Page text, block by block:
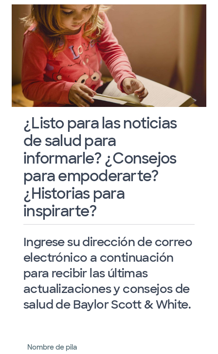
¿Listo para las noticias
de salud para
informarle? ¿Consejos
para empoderarte?
¿Historias para
inspirarte?
Ingrese su dirección de correo
electrónico a continuación
para recibir las últimas
actualizaciones y consejos de
salud de Baylor Scott & White.
Nombre de pila